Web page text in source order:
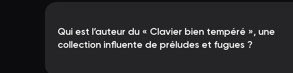
Qui est l’auteur du « Clavier bien tempéré », une
collection influente de préludes et fugues ?